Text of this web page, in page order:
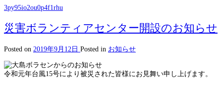
3py95io2ou0p4f1rhu
災害ボランティアセンター開設のお知らせ
Posted on 2019年9月12日 Posted in お知らせ
令和元年台風15号により被災された皆様にお見舞い申し上げます。